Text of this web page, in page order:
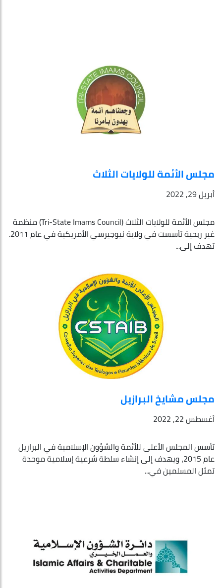
مجلس الأئمة للولايات الثلاث
أبريل 29, 2022
مجلس الأئمة للولايات الثلاث (Tri-State Imams Council) منظمة
غير ربحية تأسست في ولاية نيوجيرسي الأمريكية في عام 2011.
تهدف إلى...
مجلس مشايخ البرازيل
أغسطس 22, 2022
تأسس المجلس الأعلى للأئمة والشؤون الإسلامية في البرازيل
عام 2015، ويهدف إلى إنشاء سلطة شرعية إسلامية موحدة
تمثل المسلمين في...